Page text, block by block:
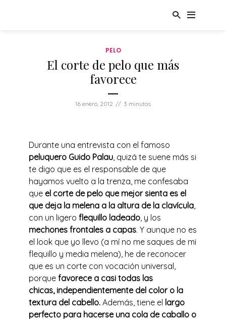
PELO
El corte de pelo que más
favorece
16 enero, 2012 3 minutos
Durante una entrevista con el famoso
peluquero Guido Palau, quizá te suene más si
te digo que es el responsable de que
hayamos vuelto a la trenza, me confesaba
que el corte de pelo que mejor sienta es el
que deja la melena a la altura de la clavícula,
con un ligero flequillo ladeado, y los
mechones frontales a capas. Y aunque no es
el look que yo llevo (a mí no me saques de mi
flequillo y media melena), he de reconocer
que es un corte con vocación universal,
porque favorece a casi todas las
chicas, independientemente del color o la
textura del cabello. Además, tiene el largo
perfecto para hacerse una cola de caballo o